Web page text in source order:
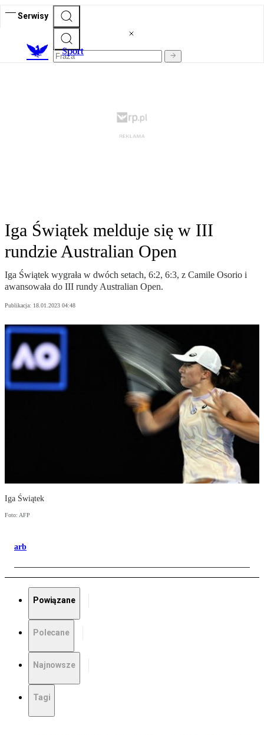
Serwisy
Sport
Iga Świątek melduje się w III
rundzie Australian Open
Iga Świątek wygrała w dwóch setach, 6:2, 6:3, z Camile Osorio i
awansowała do III rundy Australian Open.
Publikacja: 18.01.2023 04:48
Iga Świątek
Foto: AFP
arb
Powiązane
Polecane
Najnowsze
Tagi